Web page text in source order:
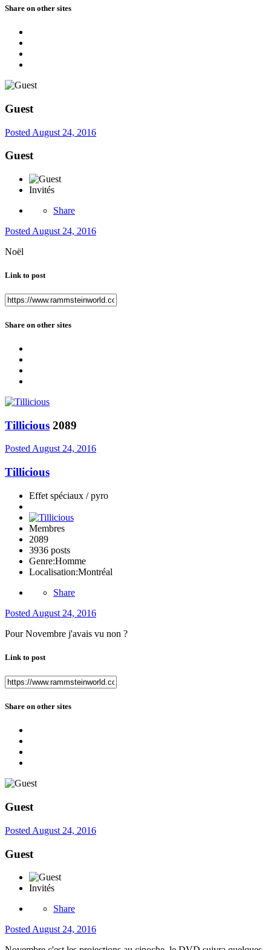
Share on other sites
Guest
Posted August 24, 2016
Guest
Invités
Share
Posted August 24, 2016
Noël
Link to post
Share on other sites
Tillicious 2089
Posted August 24, 2016
Tillicious
Effet spéciaux / pyro
Membres
2089
3936 posts
Genre:Homme
Localisation:Montréal
Share
Posted August 24, 2016
Pour Novembre j'avais vu non ?
Link to post
Share on other sites
Guest
Posted August 24, 2016
Guest
Invités
Share
Posted August 24, 2016